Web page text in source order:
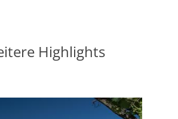
Highlights